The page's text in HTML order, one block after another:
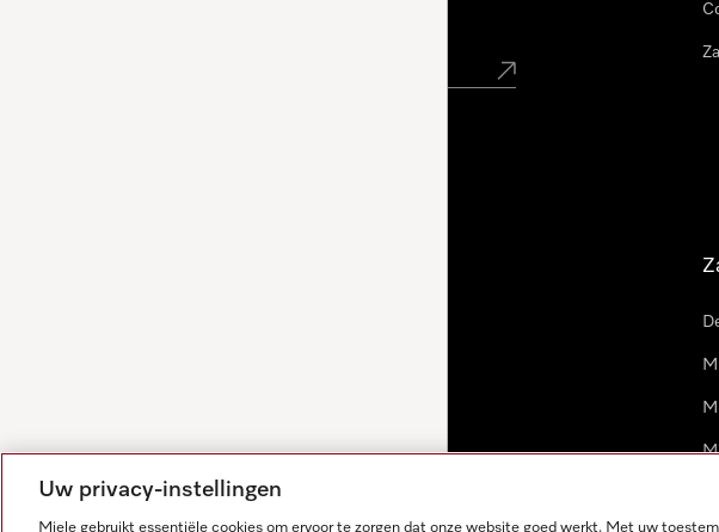
Uw privacy-instellingen
Miele gebruikt essentiële cookies om ervoor te zorgen dat onze website goed werkt. Met uw